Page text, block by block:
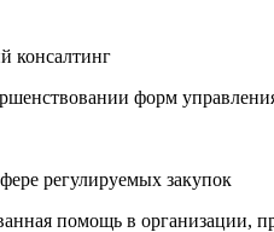
консалтинг
форм
регулируемых закупок
помощь в организации,